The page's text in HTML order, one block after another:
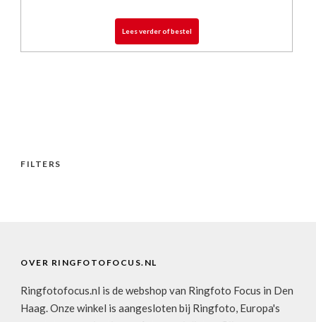
Lees verder of bestel
FILTERS
OVER RINGFOTOFOCUS.NL
Ringfotofocus.nl is de webshop van Ringfoto Focus in Den
Haag. Onze winkel is aangesloten bij Ringfoto, Europa's